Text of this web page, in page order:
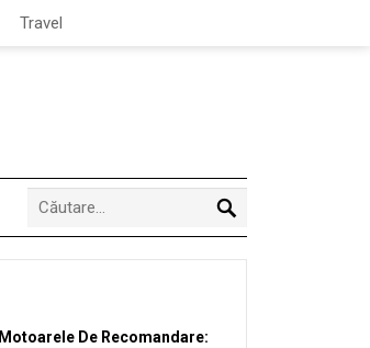
Travel
Motoarele De Recomandare: